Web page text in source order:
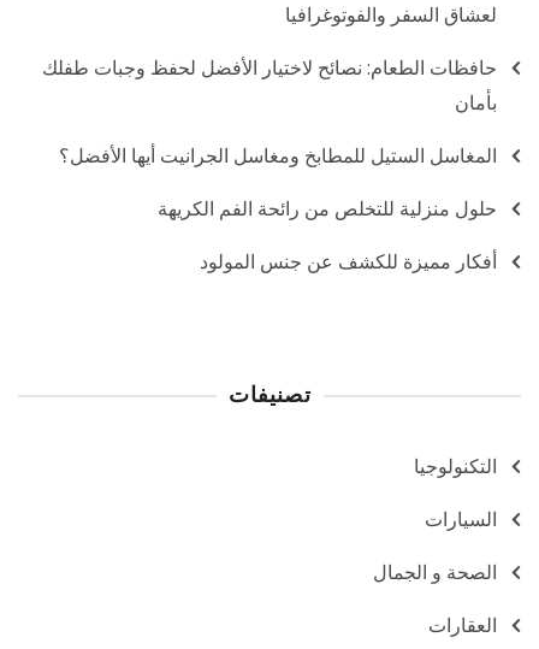
لعشاق السفر والفوتوغرافيا
حافظات الطعام: نصائح لاختيار الأفضل لحفظ وجبات طفلك
بأمان
المغاسل الستيل للمطابخ ومغاسل الجرانيت أيها الأفضل؟
حلول منزلية للتخلص من رائحة الفم الكريهة
أفكار مميزة للكشف عن جنس المولود
تصنيفات
التكنولوجيا
السيارات
الصحة و الجمال
العقارات